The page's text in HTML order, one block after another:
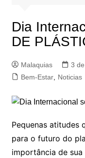
Dia
DE
Malaquias 3
Bem-Estar, Noticias
Pequenas atitudes
para o futuro do
importância de